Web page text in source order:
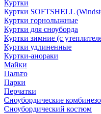
Куртки
Куртки SOFTSHELL
Куртки горнолыжные
Куртки для сноуборда
Куртки зимние (с
Куртки удлиненные
Куртки-анораки
Майки
Пальто
Парки
Перчатки
Сноубордические
Сноубордический костюм